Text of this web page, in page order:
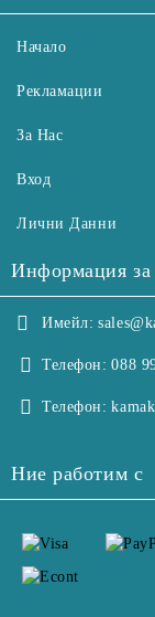
Начало
Рекламации
За Нас
Вход
Лични Данни
Информация за
Имейл:
Телефон: 088
Телефон:
Ние работим с